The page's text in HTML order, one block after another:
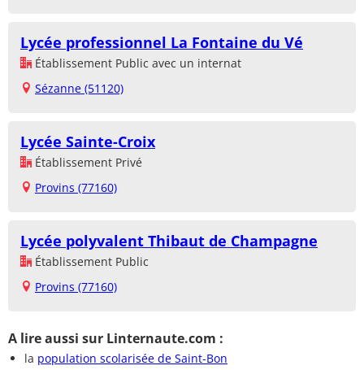
Lycée professionnel La Fontaine du Vé
Établissement Public avec un internat
Sézanne (51120)
Lycée Sainte-Croix
Établissement Privé
Provins (77160)
Lycée polyvalent Thibaut de Champagne
Établissement Public
Provins (77160)
A lire aussi sur Linternaute.com :
la population scolarisée de Saint-Bon